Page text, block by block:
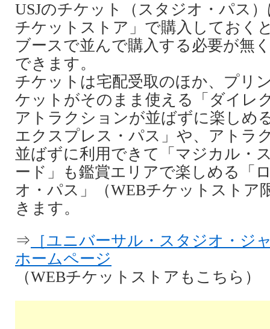
USJのチケット（スタジオ・パス
チケットストア」で購入しておく
ブースで並んで購入する必要が無
できます。
チケットは宅配受取のほか、プリ
ケットがそのまま使える「ダイレ
アトラクションが並ばずに楽しめ
エクスプレス・パス」や、アトラ
並ばずに利用できて「マジカル・
ード」も鑑賞エリアで楽しめる「
オ・パス」（WEBチケットストア
きます。
⇒ ［ユニバーサル・スタジオ・ジ
ホームページ
（WEBチケットストアもこちら）